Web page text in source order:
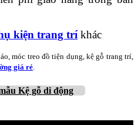
kiện trang tríkhác
móc treo đồ tiện dụng, kệ gỗ trang trí,
giá rẻ.
Kệ gỗ di động